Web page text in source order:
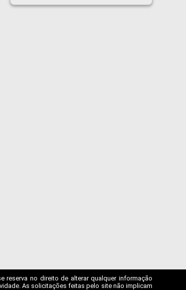
reserva no direito de alterar qualquer informação
As solicitações feitas pelo site não implicam